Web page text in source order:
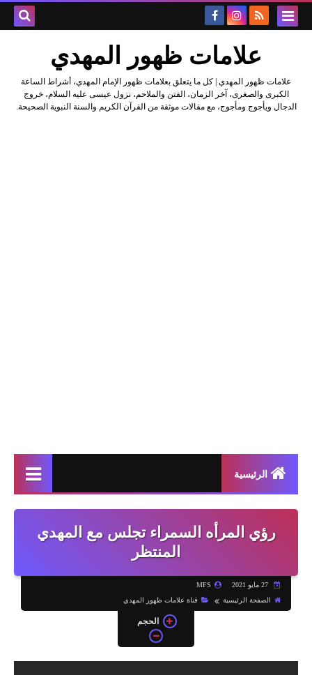
علامات ظهور المهدي
علامات ظهور المهدي | كل ما يتعلق بعلامات ظهور الإمام المهدي، أشراط الساعة
الكبرى والصغرى، آخر الزمان، الفتن والملاحم، نزول عيسى عليه السلام، خروج
الدجال ويأجوج ومأجوج، مع مقالات موثقة من القرآن الكريم والسنة النبوية الصحيحة.
الرئيسية
رؤي المرأه السمراء تجلس مع المهدي
المنتظر
27 مايو 2021 MFS
الصفحة الرئيسية قناة علامات ظهور المهدي
الحجم